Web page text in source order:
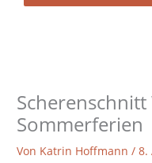
Sommerferien
Von Katrin Hoffmann/8.